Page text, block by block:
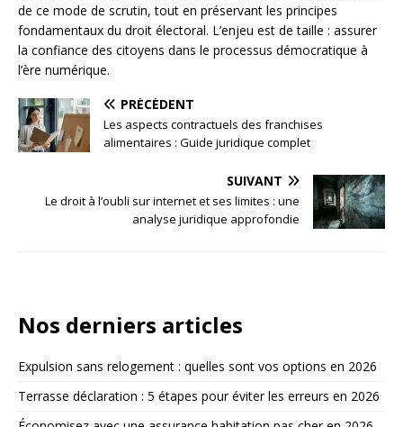
de ce mode de scrutin, tout en préservant les principes
fondamentaux du droit électoral. L’enjeu est de taille : assurer
la confiance des citoyens dans le processus démocratique à
l’ère numérique.
PRÉCÉDENT
Les aspects contractuels des franchises
alimentaires : Guide juridique complet
SUIVANT
Le droit à l’oubli sur internet et ses limites : une
analyse juridique approfondie
Nos derniers articles
Expulsion sans relogement : quelles sont vos options en 2026
Terrasse déclaration : 5 étapes pour éviter les erreurs en 2026